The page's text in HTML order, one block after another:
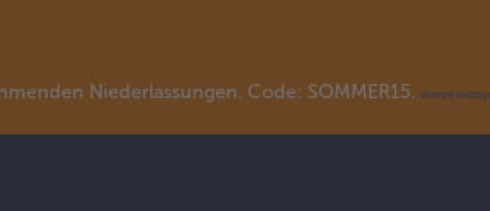
Niederlassungen. Code: SOMMER15. Weitere